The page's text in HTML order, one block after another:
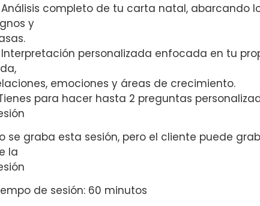
completo de tu carta natal, abarcando
y
personalizada enfocada en tu
emociones y áreas de crecimiento.
para hacer hasta 2 preguntas
se graba esta sesión, pero el cliente puede
la
de sesión: 60 minutos